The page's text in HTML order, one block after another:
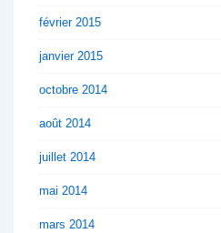
février 2015
janvier 2015
octobre 2014
août 2014
juillet 2014
mai 2014
mars 2014